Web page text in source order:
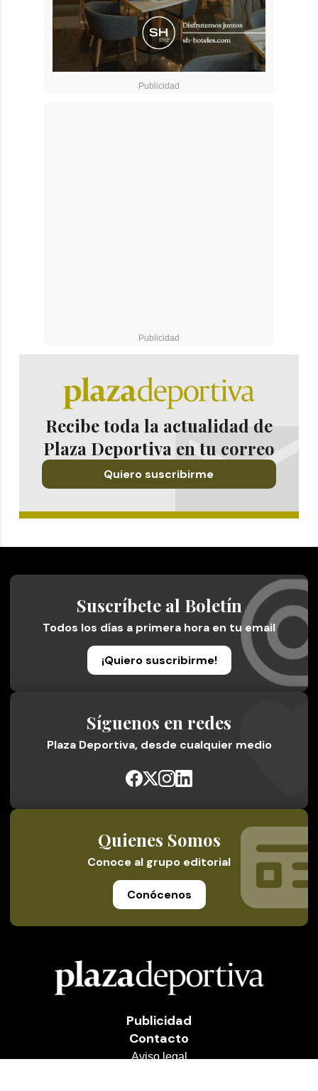
Recibe toda la actualidad de
Plaza Deportiva en tu correo
Quiero suscribirme
Suscríbete al Boletín
Todos los días a primera hora en tu email
¡Quiero suscribirme!
Síguenos en redes
Plaza Deportiva, desde cualquier medio
Quienes Somos
Conoce al grupo editorial
Conócenos
Publicidad
Contacto
Aviso legal